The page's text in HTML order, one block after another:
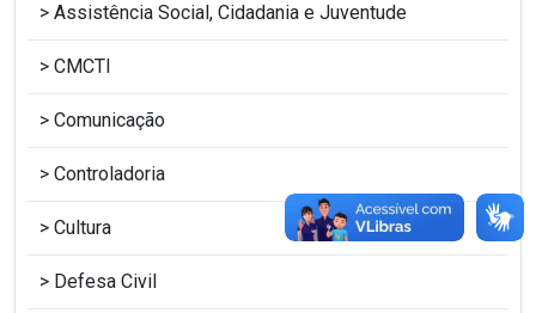
Assistência Social, Cidadania e Juventude
CMCTI
Comunicação
Controladoria
Cultura
Defesa Civil